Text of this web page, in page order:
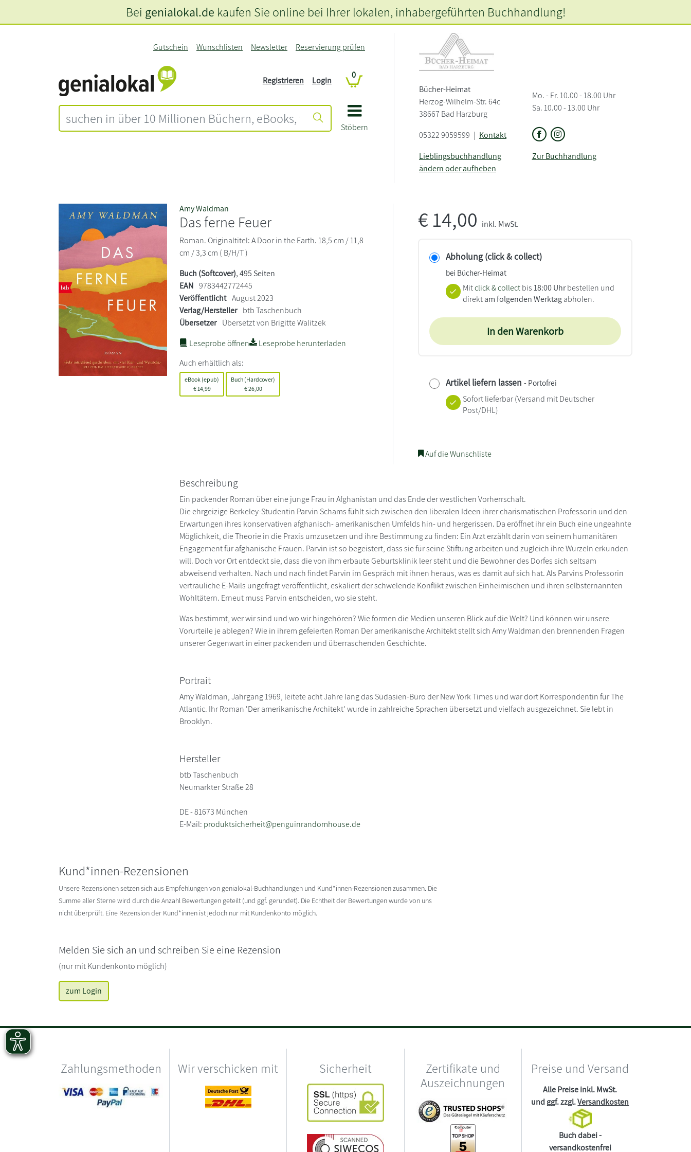
Stöbern
Gutschein Wunschlisten Newsletter Reservierung prüfen
Registrieren Login
0
Bücher-Heimat
Herzog-Wilhelm-Str. 64c
38667 Bad Harzburg
Mo. - Fr. 10.00 - 18.00 Uhr
Sa. 10.00 - 13.00 Uhr
05322 9059599 | Kontakt
Lieblingsbuchhandlung
ändern oder aufheben
Zur Buchhandlung
Bei genialokal.de kaufen Sie online bei Ihrer lokalen, inhabergeführten Buchhandlung!
Amy Waldman
Das ferne Feuer
Roman. Originaltitel: A Door in the Earth. 18,5 cm / 11,8
cm / 3,3 cm ( B/H/T )
Buch (Softcover), 495 Seiten
EAN 9783442772445
Veröffentlicht August 2023
Verlag/Hersteller btb Taschenbuch
Übersetzer Übersetzt von Brigitte Walitzek
Leseprobe öffnen
Leseprobe herunterladen
Auch erhältlich als:
eBook (epub)
€14,99
Buch (Hardcover)
€26,00
€14,00 inkl. MwSt.
Abholung (click & collect)
bei Bücher-Heimat
Mitclick & collect bis18:00 Uhrbestellen und
direktam folgenden Werktagabholen.
In den Warenkorb
Artikel liefern lassen - Portofrei
Sofort lieferbar(Versand mit Deutscher
Post/DHL)
Auf die Wunschliste
Beschreibung
Ein packender Roman über eine junge Frau in Afghanistan und das Ende der westlichen Vorherrschaft.
Die ehrgeizige Berkeley-Studentin Parvin Schams fühlt sich zwischen den liberalen Ideen ihrer charismatischen Professorin und den
Erwartungen ihres konservativen afghanisch- amerikanischen Umfelds hin- und hergerissen. Da eröffnet ihr ein Buch eine ungeahnte
Möglichkeit, die Theorie in die Praxis umzusetzen und ihre Bestimmung zu finden: Ein Arzt erzählt darin von seinem humanitären
Engagement für afghanische Frauen. Parvin ist so begeistert, dass sie für seine Stiftung arbeiten und zugleich ihre Wurzeln erkunden
will. Doch vor Ort entdeckt sie, dass die von ihm erbaute Geburtsklinik leer steht und die Bewohner des Dorfes sich seltsam
abweisend verhalten. Nach und nach findet Parvin im Gespräch mit ihnen heraus, was es damit auf sich hat. Als Parvins Professorin
vertrauliche E-Mails ungefragt veröffentlicht, eskaliert der schwelende Konflikt zwischen Einheimischen und ihren selbsternannten
Wohltätern. Erneut muss Parvin entscheiden, wo sie steht.
Was bestimmt, wer wir sind und wo wir hingehören? Wie formen die Medien unseren Blick auf die Welt? Und können wir unsere
Vorurteile je ablegen? Wie in ihrem gefeierten Roman Der amerikanische Architekt stellt sich Amy Waldman den brennenden Fragen
unserer Gegenwart in einer packenden und überraschenden Geschichte.
Portrait
Amy Waldman, Jahrgang 1969, leitete acht Jahre lang das Südasien-Büro der New York Times und war dort Korrespondentin für The
Atlantic. Ihr Roman 'Der amerikanische Architekt' wurde in zahlreiche Sprachen übersetzt und vielfach ausgezeichnet. Sie lebt in
Brooklyn.
Hersteller
btb Taschenbuch
Neumarkter Straße 28
DE - 81673 München
E-Mail: produktsicherheit@penguinrandomhouse.de
Kund*innen-Rezensionen
Unsere Rezensionen setzen sich aus Empfehlungen von genialokal-Buchhandlungen und Kund*innen-Rezensionen zusammen. Die
Summe aller Sterne wird durch die Anzahl Bewertungen geteilt (und ggf. gerundet). Die Echtheit der Bewertungen wurde von uns
nicht überprüft. Eine Rezension der Kund*innen ist jedoch nur mit Kundenkonto möglich.
Melden Sie sich an und schreiben Sie eine Rezension
(nur mit Kundenkonto möglich)
zum Login
Zahlungsmethoden Wir verschicken mit Sicherheit
Zertifikate und
Auszeichnungen
Preise und Versand
Alle Preise inkl. MwSt.
und ggf. zzgl.Versandkosten
Buch dabei -
versandkostenfrei